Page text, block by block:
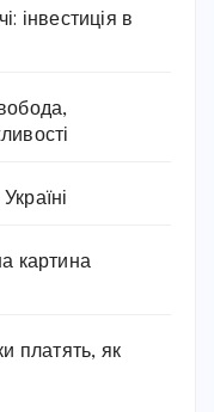
інвестиція в
картина
платять, як